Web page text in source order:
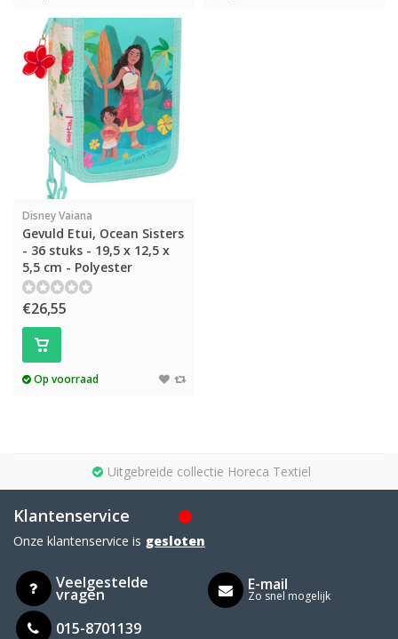
Disney Vaiana
Gevuld Etui, Ocean Sisters
- 36 stuks - 19,5 x 12,5 x
5,5 cm - Polyester
€26,55
Op voorraad
Uitgebreide collectie Horeca Textiel
Klantenservice
Onze klantenservice is gesloten
Veelgestelde
vragen
015-8701139
E-mail
Zo snel mogelijk